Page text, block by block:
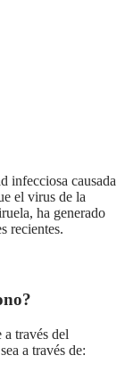
infecciosa causada
el virus de la
ha generado
recientes.
través del
a través de: